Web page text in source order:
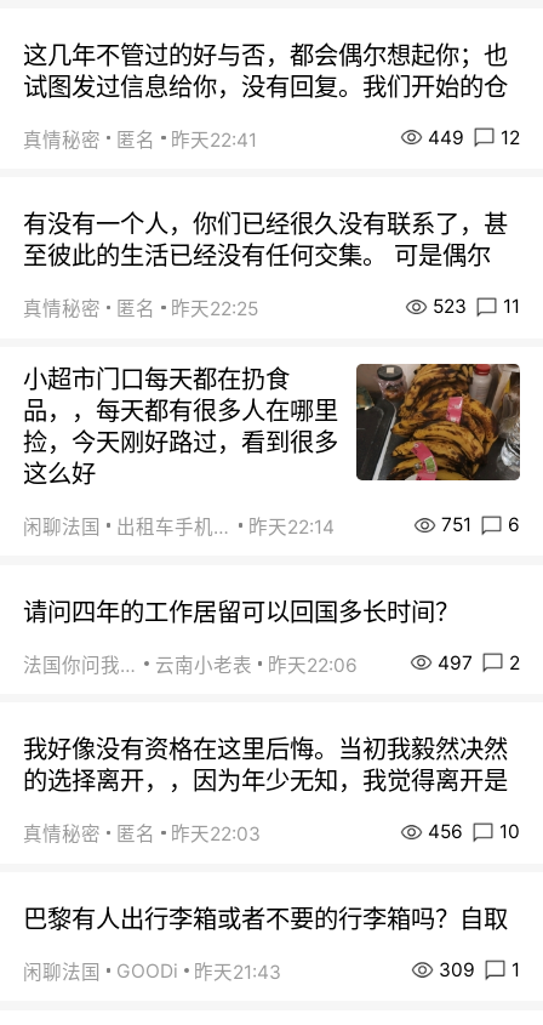
这几年不管过的好与否，都会偶尔想起你；也
试图发过信息给你，没有回复。我们开始的仓
真情秘密 匿名 昨天22:41 449 12
有没有一个人，你们已经很久没有联系了，甚
至彼此的生活已经没有任何交集。 可是偶尔
真情秘密 匿名 昨天22:25 523 11
小超市门口每天都在扔食
品，，每天都有很多人在哪里
捡，今天刚好路过，看到很多
这么好
闲聊法国 出租车手机0626 昨天22:14 751 6
请问四年的工作居留可以回国多长时间？
法国你问我答 云南小老表 昨天22:06 497 2
我好像没有资格在这里后悔。当初我毅然决然
的选择离开，，因为年少无知，我觉得离开是
真情秘密 匿名 昨天22:03 456 10
巴黎有人出行李箱或者不要的行李箱吗？自取
闲聊法国 GOODi 昨天21:43 309 1